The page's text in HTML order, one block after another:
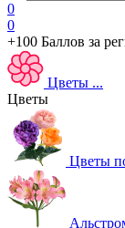
0
0
+100 Баллов за
Цветы ...
Цветы
Цветы